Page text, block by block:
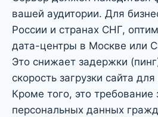
вашей аудитории. Для
России и странах СНГ,
дата-центры в Москве или
Это снижает задержки
скорость загрузки сайта
Кроме того, это требование
персональных данных